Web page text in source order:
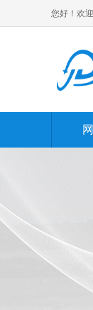
您好！欢